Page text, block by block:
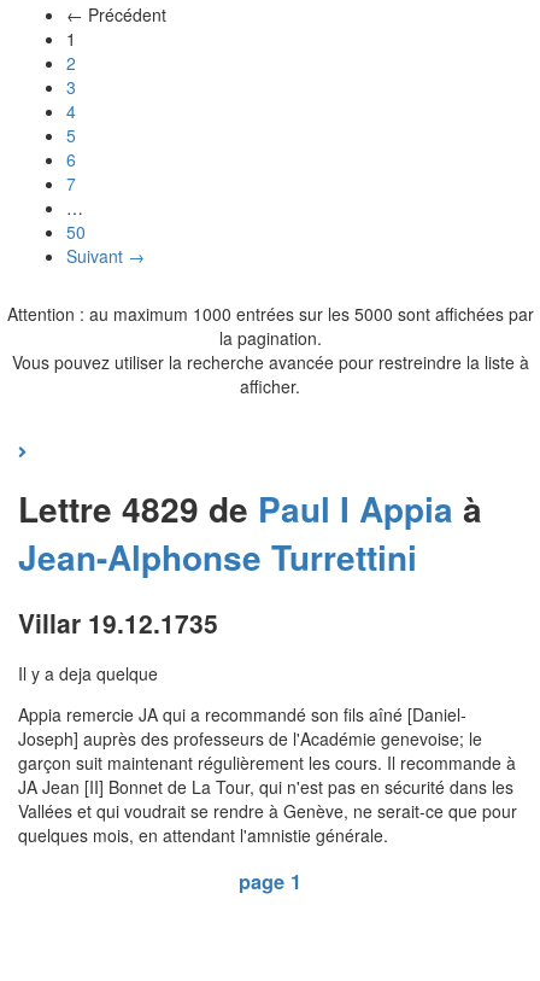
← Précédent
1
2
3
4
5
6
7
…
50
Suivant →
Attention : au maximum 1000 entrées sur les 5000 sont affichées par
la pagination.
Vous pouvez utiliser la recherche avancée pour restreindre la liste à
afficher.
Lettre 4829 de Paul I Appia à
Jean-Alphonse Turrettini
Villar 19.12.1735
Il y a deja quelque
Appia remercie JA qui a recommandé son fils aîné [Daniel-
Joseph] auprès des professeurs de l'Académie genevoise; le
garçon suit maintenant régulièrement les cours. Il recommande à
JA Jean [II] Bonnet de La Tour, qui n'est pas en sécurité dans les
Vallées et qui voudrait se rendre à Genève, ne serait-ce que pour
quelques mois, en attendant l'amnistie générale.
page 1